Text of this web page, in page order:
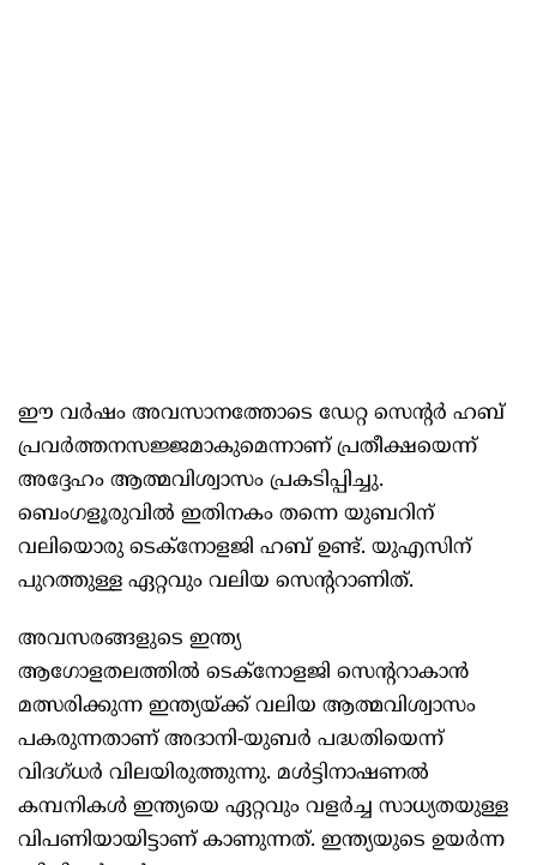
ഈ വര്‍ഷം അവസാനത്തോടെ ഡേറ്റ സെന്റര്‍ ഹബ്
പ്രവര്‍ത്തനസജ്ജമാകുമെന്നാണ് പ്രതീക്ഷയെന്ന്
അദ്ദേഹം ആത്മവിശ്വാസം പ്രകടിപ്പിച്ചു.
ബെംഗളൂരുവില്‍ ഇതിനകം തന്നെ യുബറിന്
വലിയൊരു ടെക്‌നോളജി ഹബ് ഉണ്ട്. യുഎസിന്
പുറത്തുള്ള ഏറ്റവും വലിയ സെന്ററാണിത്.
അവസരങ്ങളുടെ ഇന്ത്യ
ആഗോളതലത്തില്‍ ടെക്‌നോളജി സെന്ററാകാന്‍
മത്സരിക്കുന്ന ഇന്ത്യയ്ക്ക് വലിയ ആത്മവിശ്വാസം
പകരുന്നതാണ് അദാനി-യുബര്‍ പദ്ധതിയെന്ന്
വിദഗ്ധര്‍ വിലയിരുത്തുന്നു. മള്‍ട്ടിനാഷണല്‍
കമ്പനികള്‍ ഇന്ത്യയെ ഏറ്റവും വളര്‍ച്ച സാധ്യതയുള്ള
വിപണിയായിട്ടാണ് കാണുന്നത്. ഇന്ത്യയുടെ ഉയര്‍ന്ന